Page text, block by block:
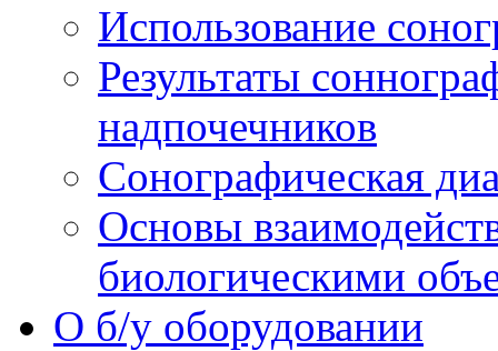
Использование
Результаты
надпочечников
Сонографическая
Основы
биологическими
O б/у оборудовании